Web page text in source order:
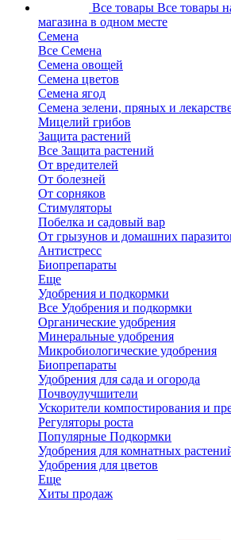
Все товары Все товары
магазина в одном месте
Семена
Все Семена
Семена овощей
Семена цветов
Семена ягод
Семена зелени, пряных и
Мицелий грибов
Защита растений
Все Защита растений
От вредителей
От болезней
От сорняков
Стимуляторы
Побелка и садовый вар
От грызунов и домашних
Антистресс
Биопрепараты
Еще
Удобрения и подкормки
Все Удобрения и подкормки
Органические удобрения
Минеральные удобрения
Микробиологические удобрения
Биопрепараты
Удобрения для сада и огорода
Почвоулучшители
Ускорители компостирования и
Регуляторы роста
Популярные Подкормки
Удобрения для комнатных
Удобрения для цветов
Еще
Хиты продаж